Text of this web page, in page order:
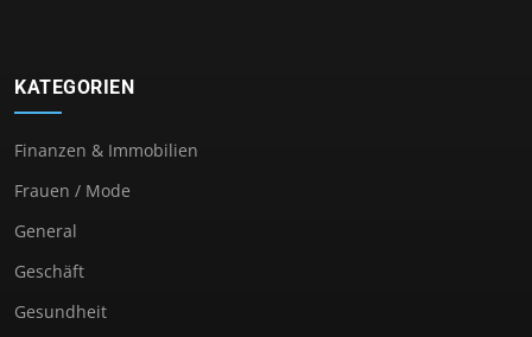
KATEGORIEN
Finanzen & Immobilien
Frauen / Mode
General
Geschäft
Gesundheit